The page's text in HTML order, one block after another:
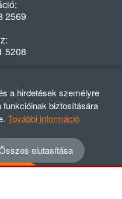
2569
5208
16:30
Kft.
Elállási nyilatkozat
a hirdetések személyre
biztosítására
További információ
elutasítása